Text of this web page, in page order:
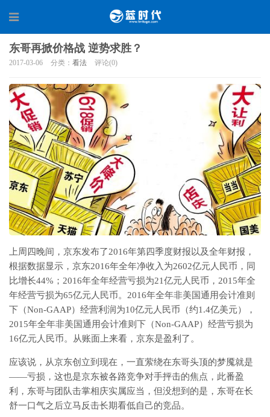
东哥再掀价格战 逆势求胜？
2017-03-06 分类： 看法 评论(0)
上周四晚间，京东发布了2016年第四季度财报以及全年财报，
根据数据显示，京东2016年全年净收入为2602亿元人民币，同
比增长44%；2016年全年经营亏损为21亿元人民币，2015年全
年经营亏损为65亿元人民币。2016年全年非美国通用会计准则
下（Non-GAAP）经营利润为10亿元人民币（约1.4亿美元），
2015年全年非美国通用会计准则下（Non-GAAP）经营亏损为
16亿元人民币。从账面上来看，京东是盈利了。
应该说，从京东创立到现在，一直萦绕在东哥头顶的梦魇就是
——亏损，这也是京东被各路竞争对手抨击的焦点，此番盈
利，东哥与团队击掌相庆实属应当，但没想到的是，东哥在长
舒一口气之后立马反击长期看低自己的竞品。